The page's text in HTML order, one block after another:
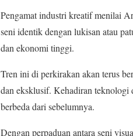
Pengamat industri kreatif menilai
seni identik dengan lukisan atau
dan ekonomi tinggi.
Tren ini di perkirakan akan terus
dan eksklusif. Kehadiran teknologi
berbeda dari sebelumnya.
Dengan perpaduan antara seni